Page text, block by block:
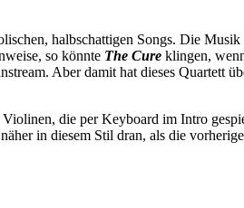
halbschattigen Songs. Die
so könnte The Cure klingen,
Aber damit hat dieses Quartett
die per Keyboard im Intro
in diesem Stil dran, als die